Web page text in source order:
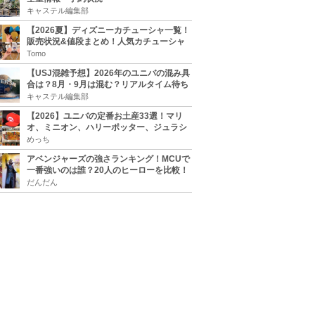
キャステル編集部
【2026夏】ディズニーカチューシャ一覧！
販売状況&値段まとめ！人気カチューシャ
をチェック
Tomo
【USJ混雑予想】2026年のユニバの混み具
合は？8月・9月は混む？リアルタイム待ち
時間アプリも
キャステル編集部
【2026】ユニバの定番お土産33選！マリ
オ、ミニオン、ハリーポッター、ジュラシ
ックパーク、セサミ、SINGなどのグッズ情
報
めっち
アベンジャーズの強さランキング！MCUで
一番強いのは誰？20人のヒーローを比較！
だんだん